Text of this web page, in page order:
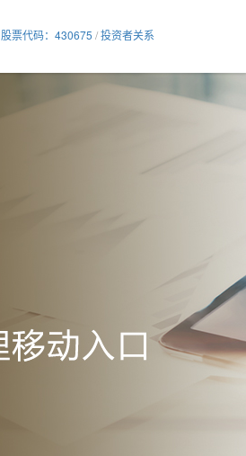
股票代码：430675 /投资者关系